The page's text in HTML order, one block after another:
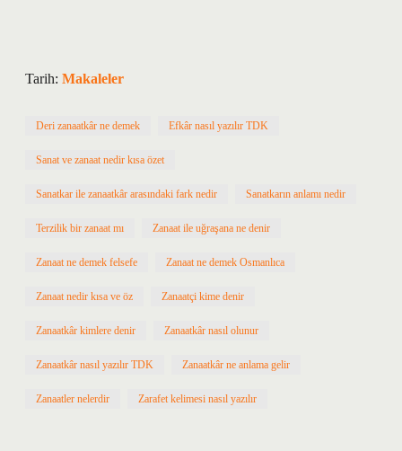
Tarih: Makaleler
Deri zanaatkâr ne demek Efkâr nasıl yazılır TDK
Sanat ve zanaat nedir kısa özet
Sanatkar ile zanaatkâr arasındaki fark nedir Sanatkarın anlamı nedir
Terzilik bir zanaat mı Zanaat ile uğraşana ne denir
Zanaat ne demek felsefe Zanaat ne demek Osmanlıca
Zanaat nedir kısa ve öz Zanaatçi kime denir
Zanaatkâr kimlere denir Zanaatkâr nasıl olunur
Zanaatkâr nasıl yazılır TDK Zanaatkâr ne anlama gelir
Zanaatler nelerdir Zarafet kelimesi nasıl yazılır